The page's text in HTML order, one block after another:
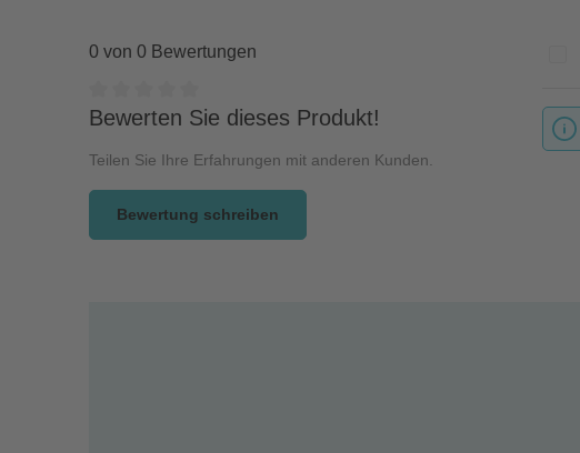
0 von 0 Bewertungen
Durchschnittliche Bewertung von 0 von 5 Sternen
Bewerten Sie dieses Produkt!
Teilen Sie Ihre Erfahrungen mit anderen Kunden.
Bewertung schreiben